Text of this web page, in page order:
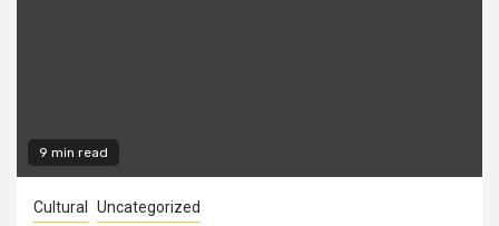
9 min read
Cultural Uncategorized